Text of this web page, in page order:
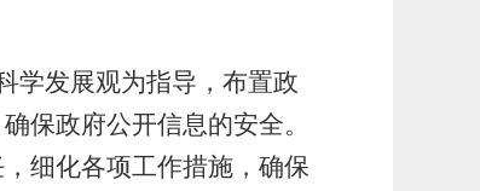
学发展观为指导，布置政
保政府公开信息的安全。
细化各项工作措施，确保